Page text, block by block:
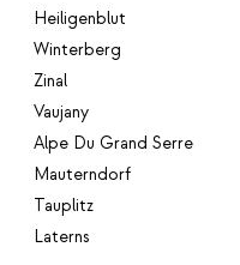
Heiligenblut
Winterberg
Zinal
Vaujany
Alpe Du Grand Serre
Mauterndorf
Tauplitz
Laterns